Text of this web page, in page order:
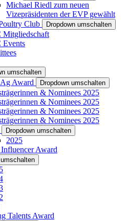
Michael Riedl zum neuen
Vizepräsidenten der EVP gewählt
Club
Dropdown umschalten
Mitgliedschaft
Events
umschalten
Award Dropdown umschalten
& Nominees 2025
& Nominees 2025
& Nominees 2025
& Nominees 2025
Dropdown umschalten
2025
Award
Talents Award